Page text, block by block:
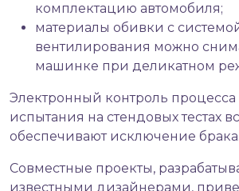
комплектацию автомобиля;
материалы обивки с
вентилирования можно
машинке при деликатном
Электронный контроль процесса
испытания на стендовых тестах
обеспечивают исключение брака.
Совместные проекты,
известными дизайнерами,